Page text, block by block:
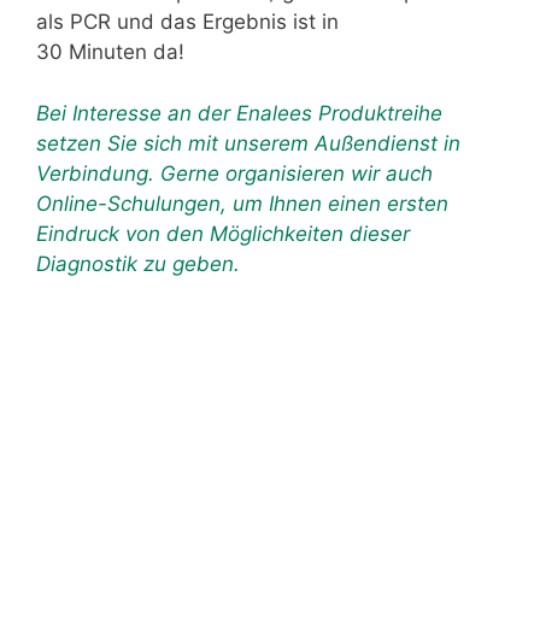
als PCR und das Ergebnis ist in
30 Minuten da!
Bei Interesse an der Enalees Produktreihe
setzen Sie sich mit unserem Außendienst in
Verbindung. Gerne organisieren wir auch
Online-Schulungen, um Ihnen einen ersten
Eindruck von den Möglichkeiten dieser
Diagnostik zu geben.